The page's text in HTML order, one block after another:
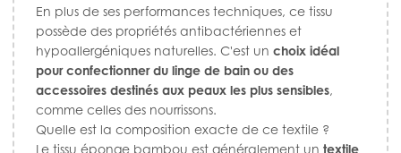
En plus de ses performances techniques, ce tissu
possède des propriétés antibactériennes et
hypoallergéniques naturelles. C'est un choix idéal
pour confectionner du linge de bain ou des
accessoires destinés aux peaux les plus sensibles,
comme celles des nourrissons.
Quelle est la composition exacte de ce textile ?
Le tissu éponge bambou est généralement un textile